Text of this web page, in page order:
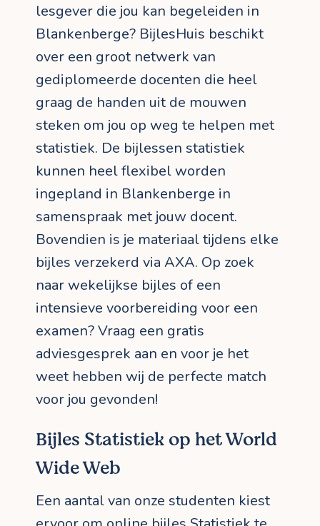
lesgever die jou kan begeleiden in
Blankenberge? BijlesHuis beschikt
over een groot netwerk van
gediplomeerde docenten die heel
graag de handen uit de mouwen
steken om jou op weg te helpen met
statistiek. De bijlessen statistiek
kunnen heel flexibel worden
ingepland in Blankenberge in
samenspraak met jouw docent.
Bovendien is je materiaal tijdens elke
bijles verzekerd via AXA. Op zoek
naar wekelijkse bijles of een
intensieve voorbereiding voor een
examen? Vraag een gratis
adviesgesprek aan en voor je het
weet hebben wij de perfecte match
voor jou gevonden!
Bijles Statistiek op het World
Wide Web
Een aantal van onze studenten kiest